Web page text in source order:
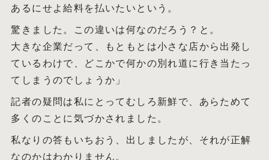
あるにせよ給料を払いたいという。
驚きました。この違いは何なのだろう？と。
大きな企業だって、もともとは小さな店から出発し
ているわけで、どこかで何かの別れ道に行き当たっ
てしまうのでしょうか」
記者の疑問は私にとってむしろ新鮮で、あらためて
多くのことに気づかされました。
私なりの答もいちおう、出しましたが、それが正解
なのかはわかりません。